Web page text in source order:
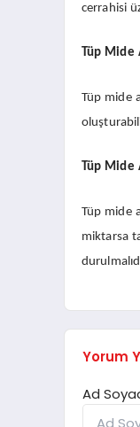
cerrahisi
Tüp Mide
Tüp mide
Tüp Mide
Tüp mide
miktarsa
Yorum
Ad